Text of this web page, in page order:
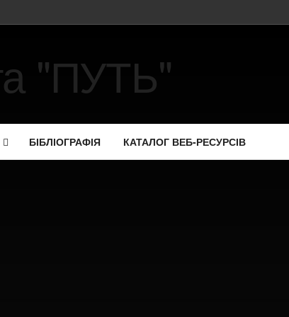
БІБЛІОГРАФІЯ КАТАЛОГ ВЕБ-РЕСУРСІВ